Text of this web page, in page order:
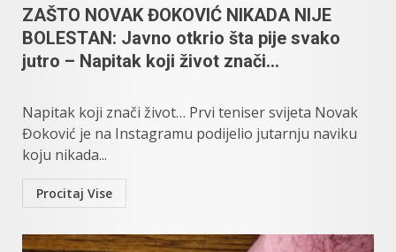
ZAŠTO NOVAK ĐOKOVIĆ NIKADA NIJE
BOLESTAN: Javno otkrio šta pije svako
jutro – Napitak koji život znači…
Napitak koji znači život… Prvi teniser svijeta Novak
Đoković je na Instagramu podijelio jutarnju naviku
koju nikada...
Procitaj Vise